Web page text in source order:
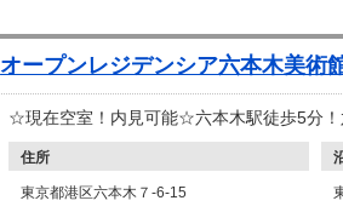
オープンレジデンシア六本木美術
☆現在空室！内見可能☆六本木駅徒歩5分！
住所
東京都港区六本木７-6-15